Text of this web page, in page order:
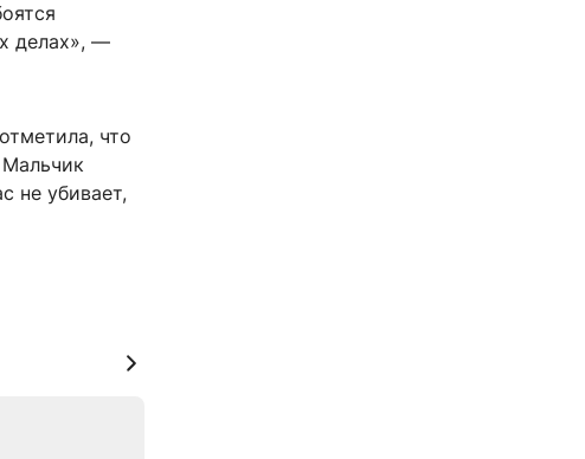
делах», —
что
не убивает,